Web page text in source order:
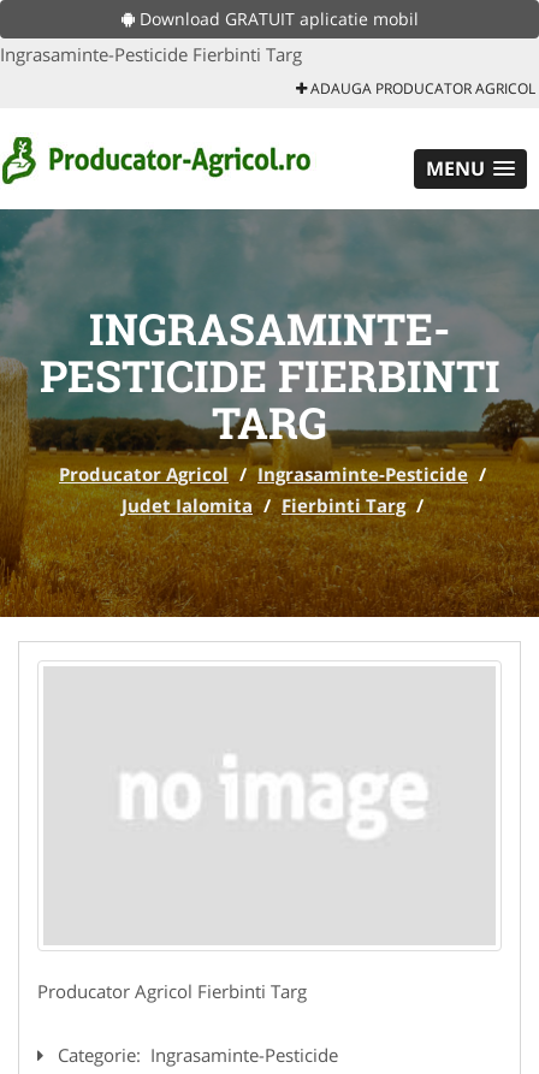
Download GRATUIT aplicatie mobil
Ingrasaminte-Pesticide Fierbinti Targ
ADAUGA PRODUCATOR AGRICOL
MENU
INGRASAMINTE-
PESTICIDE FIERBINTI
TARG
Producator Agricol / Ingrasaminte-Pesticide /
Judet Ialomita / Fierbinti Targ /
Producator Agricol Fierbinti Targ
Categorie: Ingrasaminte-Pesticide